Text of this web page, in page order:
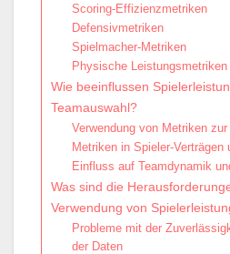
Scoring-Effizienzmetriken
Defensivmetriken
Spielmacher-Metriken
Physische Leistungsmetriken
Wie beeinflussen
Teamauswahl?
Verwendung von Metriken
Metriken in Spieler-Verträgen
Einfluss auf Teamdynamik
Was sind die
Verwendung von
Probleme mit der
der Daten